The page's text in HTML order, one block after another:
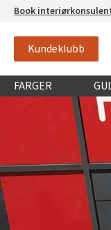
Book
Kundeklubb
FARGER